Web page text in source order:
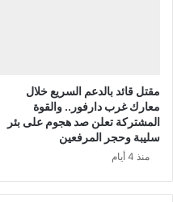
مقتل قائد بالدعم السريع خلال
معارك غرب دارفور.. والقوة
المشتركة تعلن صد هجوم على بئر
سليبة وحجر المرفعين
منذ 4 أيام